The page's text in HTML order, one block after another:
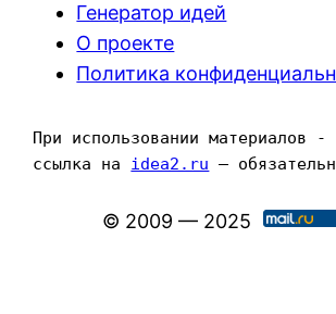
Генератор идей
О проекте
Политика
При использовании материалов -
ссылка на idea2.ru —
© 2009 — 2025